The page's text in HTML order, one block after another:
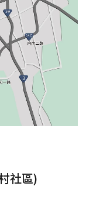
社區)